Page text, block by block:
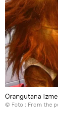
Orangutana
© Foto : From the